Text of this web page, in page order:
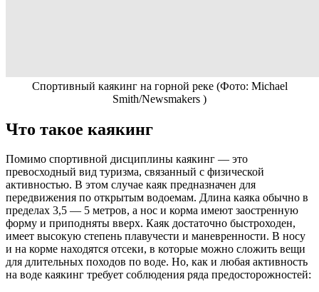
Спортивный каякинг на горной реке (Фото: Michael
Smith/Newsmakers )
Что такое каякинг
Помимо спортивной дисциплины каякинг — это
превосходный вид туризма, связанный с физической
активностью. В этом случае каяк предназначен для
передвижения по открытым водоемам. Длина каяка обычно в
пределах 3,5 — 5 метров, а нос и корма имеют заостренную
форму и приподняты вверх. Каяк достаточно быстроходен,
имеет высокую степень плавучести и маневренности. В носу
и на корме находятся отсеки, в которые можно сложить вещи
для длительных походов по воде. Но, как и любая активность
на воде каякинг требует соблюдения ряда предосторожностей: